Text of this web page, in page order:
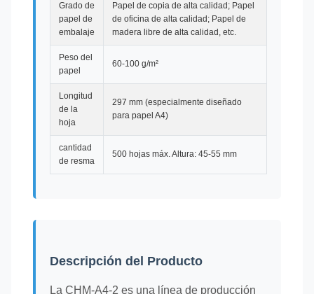
Grado de
papel de
embalaje
Papel de copia de alta calidad; Papel
de oficina de alta calidad; Papel de
madera libre de alta calidad, etc.
Peso del
papel
60-100 g/m²
Longitud
de la
hoja
297 mm (especialmente diseñado
para papel A4)
cantidad
de resma
500 hojas máx. Altura: 45-55 mm
Descripción del Producto
La CHM-A4-2 es una línea de producción